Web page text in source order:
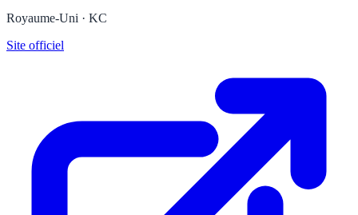
Royaume-Uni · KC
Site officiel